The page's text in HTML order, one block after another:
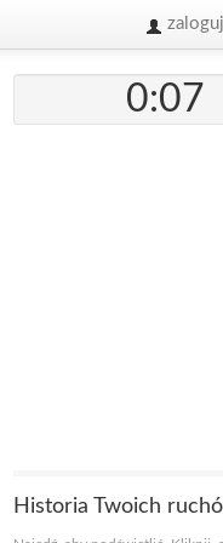
0:07
Historia Twoich